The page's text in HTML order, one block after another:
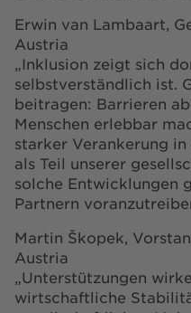
Erwin van Lambaart,
Austria
„Inklusion zeigt sich
selbstverständlich ist.
beitragen: Barrieren
Menschen erlebbar
starker Verankerung
als Teil unserer
solche Entwicklungen
Partnern
Martin Škopek,
Austria
„Unterstützungen
wirtschaftliche